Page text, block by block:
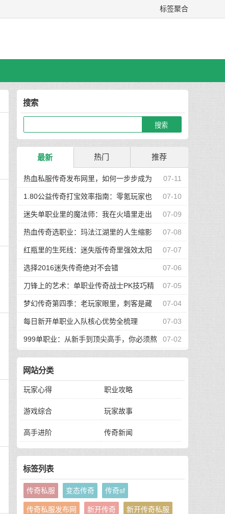
标签聚合
搜索
最新 热门 推荐
07-11
热血私服传奇发布网里，如何一步步成为
真正的高手玩家 07-10
1.80公益传奇打宝效率指南：零氪玩家也
能快速集齐神装 07-09
迷失单职业里的魔法师：我在火墙里走出
的升级路 07-08
热血传奇选职业：玛法江湖里的人生缩影
07-07
红瓶里的生死线：迷失版传奇里强效太阳
水的逆袭传奇 07-06
选择2016迷失传奇绝对不会错
07-05
刀锋上的艺术：单职业传奇战士PK技巧精
要 07-04
梦幻传奇第四季：老玩家眼里，刺客是藏
在阴影里的艺术 07-03
每日新开单职业入队核心优势全梳理
07-02
999单职业：从新手到顶尖高手，你必须熬
过的四道生死关
网站分类
玩家心得 职业攻略
游戏综合 玩家故事
高手进阶 传奇新闻
标签列表
传奇私服 变态传奇 传奇sf
传奇私服发布网 新开传奇 新开传奇私服